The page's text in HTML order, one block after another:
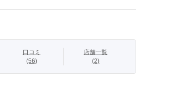
口コミ
(56)
店舗一覧
(2)